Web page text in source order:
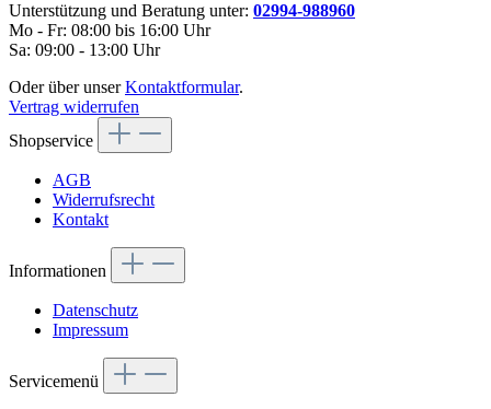
Unterstützung und Beratung unter: 02994-988960
Mo - Fr: 08:00 bis 16:00 Uhr
Sa: 09:00 - 13:00 Uhr
Oder über unserKontaktformular.
Vertrag widerrufen
Shopservice
AGB
Widerrufsrecht
Kontakt
Informationen
Datenschutz
Impressum
Servicemenü